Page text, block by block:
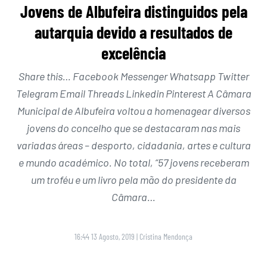
Jovens de Albufeira distinguidos pela
autarquia devido a resultados de
excelência
Share this… Facebook Messenger Whatsapp Twitter
Telegram Email Threads Linkedin Pinterest A Câmara
Municipal de Albufeira voltou a homenagear diversos
jovens do concelho que se destacaram nas mais
variadas áreas – desporto, cidadania, artes e cultura
e mundo académico. No total, “57 jovens receberam
um troféu e um livro pela mão do presidente da
Câmara…
16:44 13 Agosto, 2019 | Cristina Mendonça